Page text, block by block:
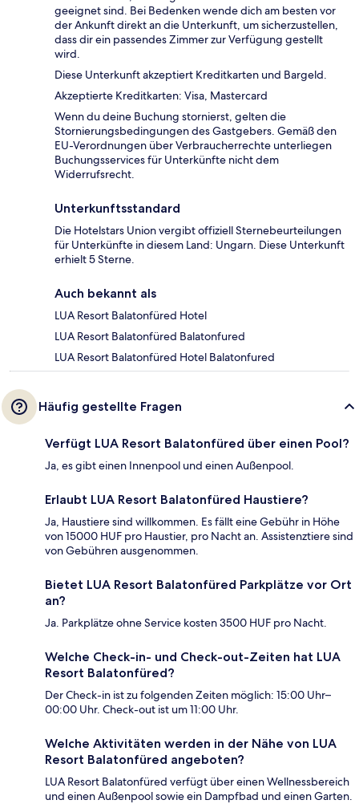
geeignet sind. Bei Bedenken wende dich am besten vor
der Ankunft direkt an die Unterkunft, um sicherzustellen,
dass dir ein passendes Zimmer zur Verfügung gestellt
wird.
Diese Unterkunft akzeptiert Kreditkarten und Bargeld.
Akzeptierte Kreditkarten: Visa, Mastercard
Wenn du deine Buchung stornierst, gelten die
Stornierungsbedingungen des Gastgebers. Gemäß den
EU-Verordnungen über Verbraucherrechte unterliegen
Buchungsservices für Unterkünfte nicht dem
Widerrufsrecht.
Unterkunftsstandard
Die Hotelstars Union vergibt offiziell Sternebeurteilungen
für Unterkünfte in diesem Land: Ungarn. Diese Unterkunft
erhielt 5 Sterne.
Auch bekannt als
LUA Resort Balatonfüred Hotel
LUA Resort Balatonfüred Balatonfured
LUA Resort Balatonfüred Hotel Balatonfured
Häufig gestellte Fragen
Verfügt LUA Resort Balatonfüred über einen Pool?
Ja, es gibt einen Innenpool und einen Außenpool.
Erlaubt LUA Resort Balatonfüred Haustiere?
Ja, Haustiere sind willkommen. Es fällt eine Gebühr in Höhe
von 15000 HUF pro Haustier, pro Nacht an. Assistenztiere sind
von Gebühren ausgenommen.
Bietet LUA Resort Balatonfüred Parkplätze vor Ort
an?
Ja. Parkplätze ohne Service kosten 3500 HUF pro Nacht.
Welche Check-in- und Check-out-Zeiten hat LUA
Resort Balatonfüred?
Der Check-in ist zu folgenden Zeiten möglich: 15:00 Uhr–
00:00 Uhr. Check-out ist um 11:00 Uhr.
Welche Aktivitäten werden in der Nähe von LUA
Resort Balatonfüred angeboten?
LUA Resort Balatonfüred verfügt über einen Wellnessbereich
und einen Außenpool sowie ein Dampfbad und einen Garten.